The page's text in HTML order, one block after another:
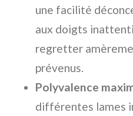
une facilité
aux doigts
regretter
prévenus.
Polyvalence
différentes lames